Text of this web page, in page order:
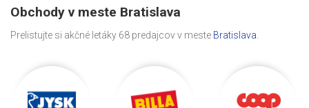
Obchody v meste Bratislava
Prelistujte si akčné letáky 68 predajcov v meste Bratislava